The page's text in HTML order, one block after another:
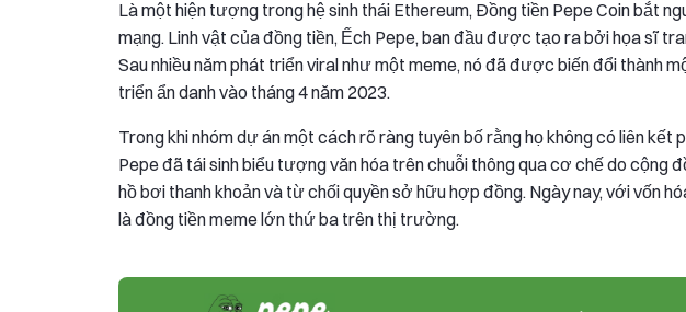
Là một hiện tượng trong hệ sinh thái Ethereum, Đồng tiền Pepe Coin bắt
mạng. Linh vật của đồng tiền, Ếch Pepe, ban đầu được tạo ra bởi họa sĩ
Sau nhiều năm phát triển viral như một meme, nó đã được biến đổi thành
triển ẩn danh vào tháng 4 năm 2023.
Trong khi nhóm dự án một cách rõ ràng tuyên bố rằng họ không có liên
Pepe đã tái sinh biểu tượng văn hóa trên chuỗi thông qua cơ chế do cộng
hồ bơi thanh khoản và từ chối quyền sở hữu hợp đồng. Ngày nay, với vốn
là đồng tiền meme lớn thứ ba trên thị trường.